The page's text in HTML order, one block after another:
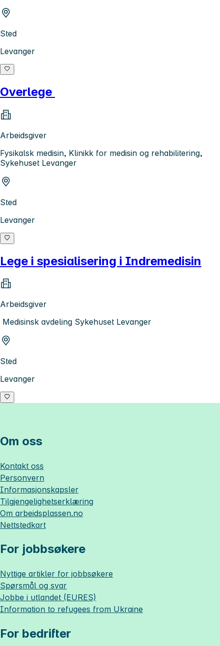
Sted
Levanger
Overlege
Arbeidsgiver
Fysikalsk medisin, Klinikk for medisin og rehabilitering,
Sykehuset Levanger
Sted
Levanger
Lege i spesialisering i Indremedisin
Arbeidsgiver
Medisinsk avdeling Sykehuset Levanger
Sted
Levanger
Om oss
Kontakt oss
Personvern
Informasjonskapsler
Tilgjengelighetserklæring
Om arbeidsplassen.no
Nettstedkart
For jobbsøkere
Nyttige artikler for jobbsøkere
Spørsmål og svar
Jobbe i utlandet (EURES)
Information to refugees from Ukraine
For bedrifter